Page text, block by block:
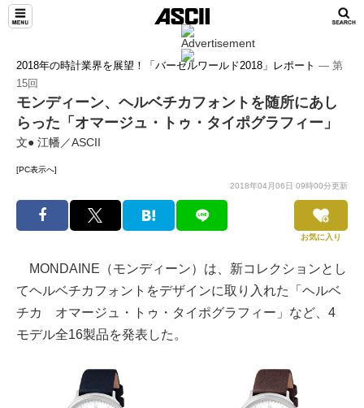
2018年の時計業界を展望！「バーゼルワールド2018」レポート ― 第
15回
モンディーン、ヘルベチカフォントを随所にあし
らった「オマージュ・トゥ・タイポグラフィー」
文● 江幡／ASCII
[PC表示へ]
2018年04月06日 09時00分更新
お気に入り
MONDAINE（モンディーン）は、新コレクションとし
てヘルベチカフォントをデザインに取り入れた「ヘルベ
チカ オマージュ・トゥ・タイポグラフィー」など、4
モデル全16製品を発表した。